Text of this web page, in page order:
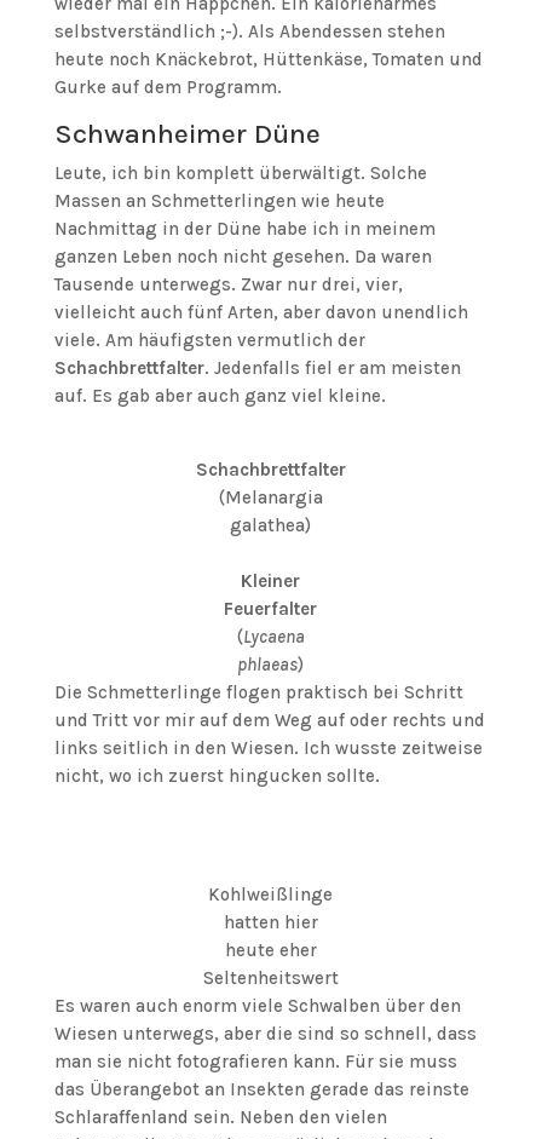
selbstverständlich ;-). Als Abendessen stehen
heute noch Knäckebrot, Hüttenkäse, Tomaten und
Gurke auf dem Programm.
Schwanheimer Düne
Leute, ich bin komplett überwältigt. Solche
Massen an Schmetterlingen wie heute
Nachmittag in der Düne habe ich in meinem
ganzen Leben noch nicht gesehen. Da waren
Tausende unterwegs. Zwar nur drei, vier,
vielleicht auch fünf Arten, aber davon unendlich
viele. Am häufigsten vermutlich der
Schachbrettfalter. Jedenfalls fiel er am meisten
auf. Es gab aber auch ganz viel kleine.
Schachbrettfalter
(Melanargia
galathea)
Kleiner
Feuerfalter
(Lycaena
phlaeas)
Die Schmetterlinge flogen praktisch bei Schritt
und Tritt vor mir auf dem Weg auf oder rechts und
links seitlich in den Wiesen. Ich wusste zeitweise
nicht, wo ich zuerst hingucken sollte.
Kohlweißlinge
hatten hier
heute eher
Seltenheitswert
Es waren auch enorm viele Schwalben über den
Wiesen unterwegs, aber die sind so schnell, dass
man sie nicht fotografieren kann. Für sie muss
das Überangebot an Insekten gerade das reinste
Schlaraffenland sein. Neben den vielen